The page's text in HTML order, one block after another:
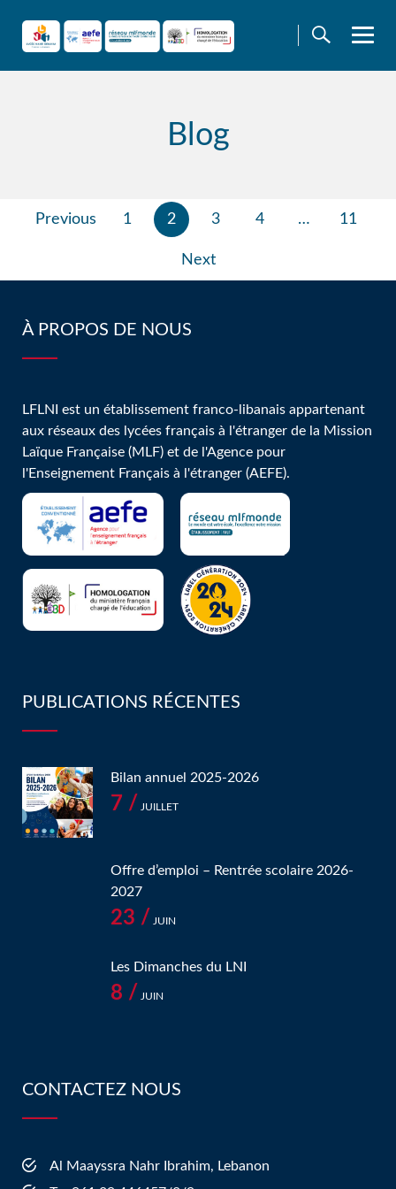
content
Blog
desPrevious 1 2 3 4 … 11
Next
À PROPOS DE NOUS
LFLNI est un établissement franco-libanais appartenant
aux réseaux des lycées français à l'étranger de la Mission
Laïque Française (MLF) et de l'Agence pour
l'Enseignement Français à l'étranger (AEFE).
PUBLICATIONS RÉCENTES
Bilan annuel 2025-2026
7 / JUILLET
Offre d’emploi – Rentrée scolaire 2026-
2027
23 / JUIN
Les Dimanches du LNI
8 / JUIN
CONTACTEZ NOUS
Al Maayssra Nahr Ibrahim, Lebanon